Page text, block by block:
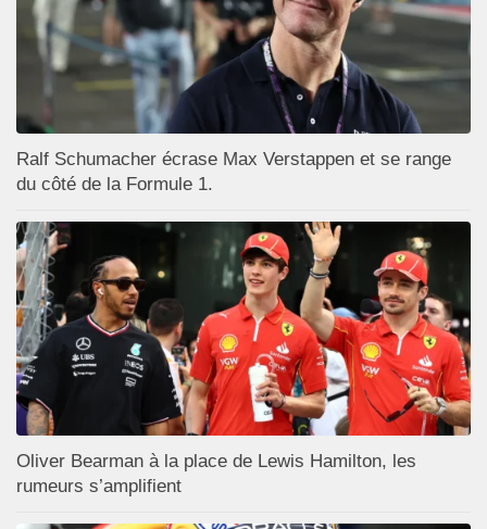
Ralf Schumacher écrase Max Verstappen et se range
du côté de la Formule 1.
Oliver Bearman à la place de Lewis Hamilton, les
rumeurs s’amplifient